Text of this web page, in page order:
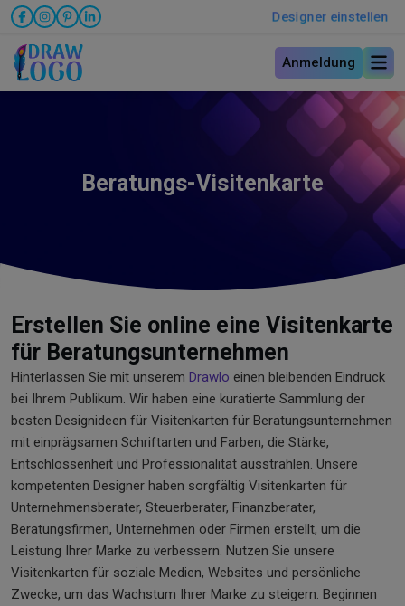
Designer einstellen
Anmeldung
Beratungs-Visitenkarte
Erstellen Sie online eine Visitenkarte
für Beratungsunternehmen
Hinterlassen Sie mit unserem Drawlo einen bleibenden Eindruck
bei Ihrem Publikum. Wir haben eine kuratierte Sammlung der
besten Designideen für Visitenkarten für Beratungsunternehmen
mit einprägsamen Schriftarten und Farben, die Stärke,
Entschlossenheit und Professionalität ausstrahlen. Unsere
kompetenten Designer haben sorgfältig Visitenkarten für
Unternehmensberater, Steuerberater, Finanzberater,
Beratungsfirmen, Unternehmen oder Firmen erstellt, um die
Leistung Ihrer Marke zu verbessern. Nutzen Sie unsere
Visitenkarten für soziale Medien, Websites und persönliche
Zwecke, um das Wachstum Ihrer Marke zu steigern. Beginnen